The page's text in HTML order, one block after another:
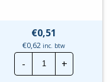
€0,51
€0,62 inc. btw
-
Cimco
|
+